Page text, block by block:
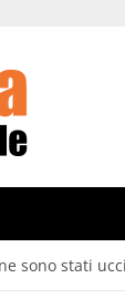
sono stati